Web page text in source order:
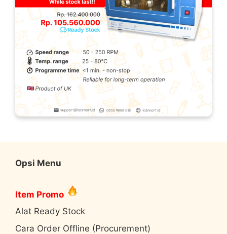
Opsi Menu
Item Promo
Alat Ready Stock
Cara Order Offline (Procurement)